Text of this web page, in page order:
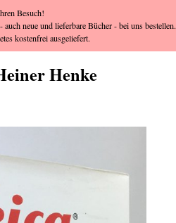
Henke
Besuch!
neue und lieferbare Bücher - bei uns bestellen.
kostenfrei ausgeliefert.